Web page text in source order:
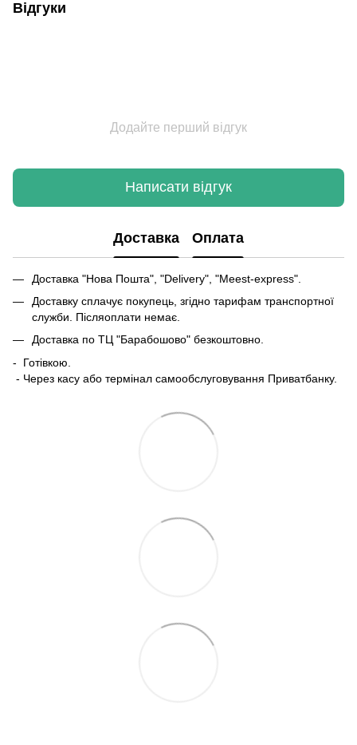
Відгуки
Додайте перший відгук
Написати відгук
Доставка Оплата
Доставка "Нова Пошта", "Delivery", "Meest-express".
Доставку сплачує покупець, згідно тарифам транспортної
служби. Післяоплати немає.
Доставка по ТЦ "Барабошово" безкоштовно.
- Готівкою.
- Через касу або термінал самообслуговування Приватбанку.